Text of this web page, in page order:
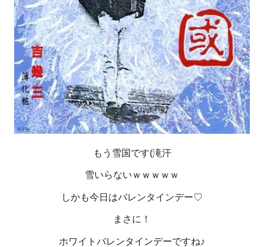
もう雪国です(滝汗
雪いらないｗｗｗｗｗ
しかも今日はバレンタインデー♡
まさに！
ホワイトバレンタインデーですね♪